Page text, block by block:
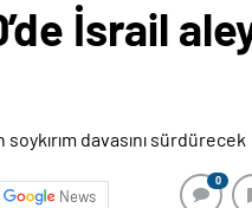
İsrail
News
0